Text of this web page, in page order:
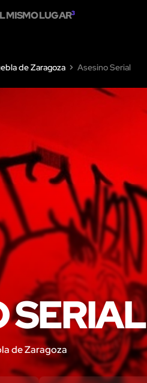
de Zaragoza Asesino Serial
SERIAL
de Zaragoza
MISMO LUGAR3